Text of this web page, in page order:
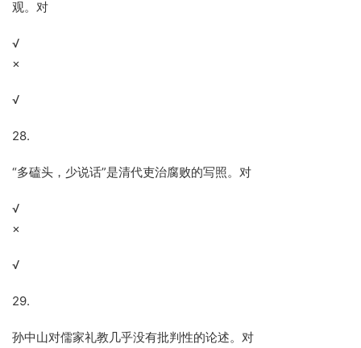
观。对
√
×
√
28.
“多磕头，少说话”是清代吏治腐败的写照。对
√
×
√
29.
孙中山对儒家礼教几乎没有批判性的论述。对